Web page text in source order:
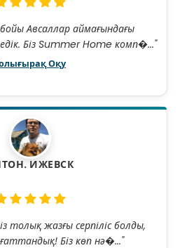
Авсаллар аймағындағы
Біз Summer Home комп�..."
Оқу
ИЖЕВСК
толық жазғы серпіліс болды,
Біз көп нә�..."